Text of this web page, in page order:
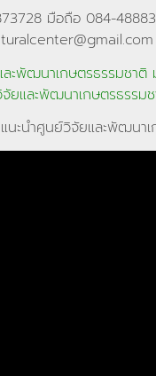
มือถือ 084-
ะพัฒนาเกษตรธรรมชาติ
ยและพัฒนาเกษตรธรรม
นะนำศูนย์วิจัยและพัฒนา